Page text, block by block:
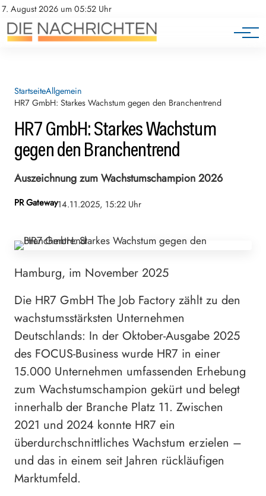
7. August 2026 um 05:52 Uhr
StartseiteAllgemein
HR7 GmbH: Starkes Wachstum gegen den Branchentrend
HR7 GmbH: Starkes Wachstum
gegen den Branchentrend
Auszeichnung zum Wachstumschampion 2026
PR Gateway14.11.2025, 15:22 Uhr
Hamburg, im November 2025
Die HR7 GmbH The Job Factory zählt zu den
wachstumsstärksten Unternehmen
Deutschlands: In der Oktober-Ausgabe 2025
des FOCUS-Business wurde HR7 in einer
15.000 Unternehmen umfassenden Erhebung
zum Wachstumschampion gekürt und belegt
innerhalb der Branche Platz 11. Zwischen
2021 und 2024 konnte HR7 ein
überdurchschnittliches Wachstum erzielen –
und das in einem seit Jahren rückläufigen
Marktumfeld.